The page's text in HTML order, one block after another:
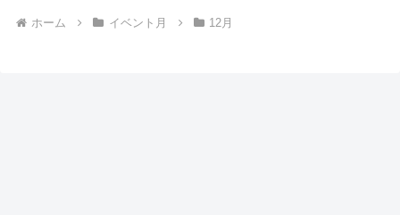
ホーム イベント月 12月